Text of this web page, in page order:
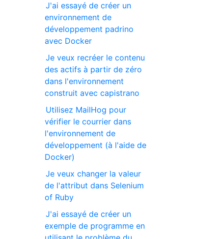
J'ai essayé de créer un
environnement de
développement padrino
avec Docker
Je veux recréer le contenu
des actifs à partir de zéro
dans l'environnement
construit avec capistrano
Utilisez MailHog pour
vérifier le courrier dans
l'environnement de
développement (à l'aide de
Docker)
Je veux changer la valeur
de l'attribut dans Selenium
of Ruby
J'ai essayé de créer un
exemple de programme en